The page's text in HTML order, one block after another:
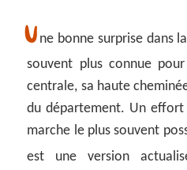
U ne bonne surprise dans
souvent plus connue
centrale, sa haute
du département. Un
marche le plus souvent
est une version